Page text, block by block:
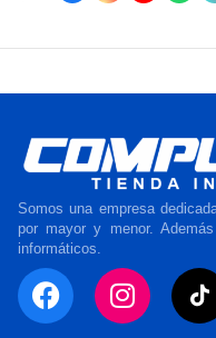
Somos una empresa
por mayor y menor.
informáticos.